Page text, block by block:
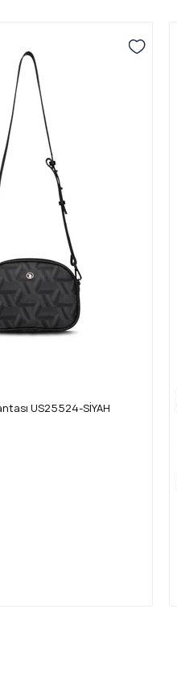
US25524-SİYAH